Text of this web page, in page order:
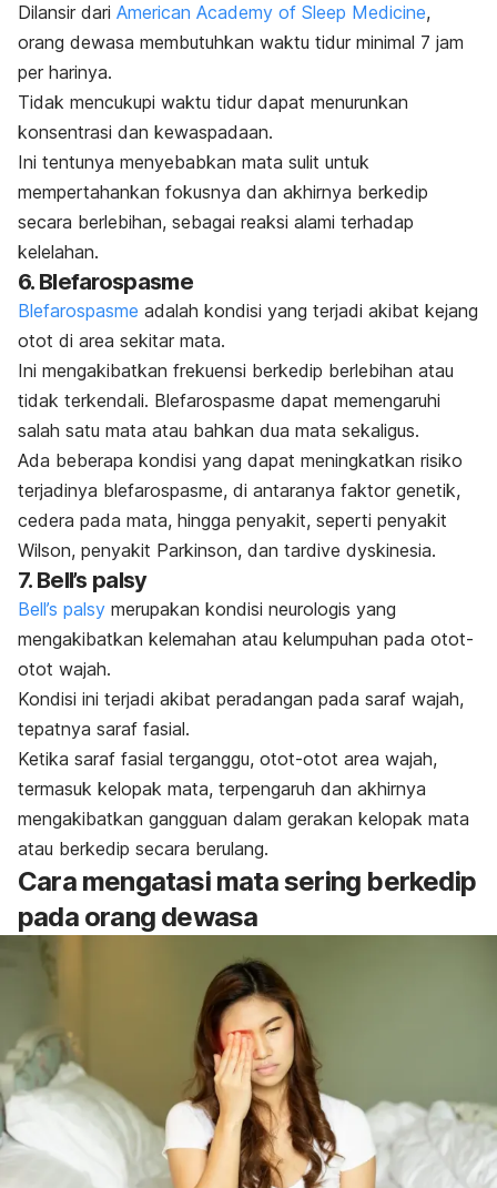
Dilansir dari American Academy of Sleep Medicine,
orang dewasa membutuhkan waktu tidur minimal 7 jam
per harinya.
Tidak mencukupi waktu tidur dapat menurunkan
konsentrasi dan kewaspadaan.
Ini tentunya menyebabkan mata sulit untuk
mempertahankan fokusnya dan akhirnya berkedip
secara berlebihan, sebagai reaksi alami terhadap
kelelahan.
6. Blefarospasme
Blefarospasme adalah kondisi yang terjadi akibat kejang
otot di area sekitar mata.
Ini mengakibatkan frekuensi berkedip berlebihan atau
tidak terkendali. Blefarospasme dapat memengaruhi
salah satu mata atau bahkan dua mata sekaligus.
Ada beberapa kondisi yang dapat meningkatkan risiko
terjadinya blefarospasme, di antaranya faktor genetik,
cedera pada mata, hingga penyakit, seperti penyakit
Wilson, penyakit Parkinson, dan tardive dyskinesia.
7. Bell’s palsy
Bell’s palsy merupakan kondisi neurologis yang
mengakibatkan kelemahan atau kelumpuhan pada otot-
otot wajah.
Kondisi ini terjadi akibat peradangan pada saraf wajah,
tepatnya saraf fasial.
Ketika saraf fasial terganggu, otot-otot area wajah,
termasuk kelopak mata, terpengaruh dan akhirnya
mengakibatkan gangguan dalam gerakan kelopak mata
atau berkedip secara berulang.
Cara mengatasi mata sering berkedip
pada orang dewasa